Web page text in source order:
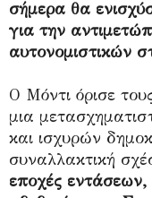
σήμερα θα
για την
αυτονομιστικών
Ο Μόντι όρισε
μια
και ισχυρών
συναλλακτική
εποχές